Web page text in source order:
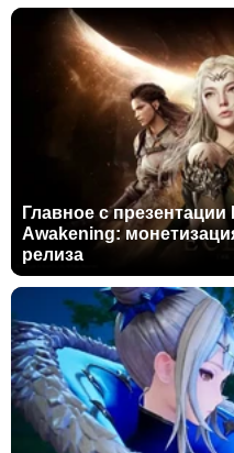
Главное с презентации
Awakening:
релиза